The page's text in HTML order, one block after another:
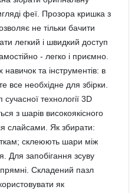
феї. Прозора кришка з
не тільки бачити
легкий і швидкий доступ
- легко і приємно.
та інструментів: в
все необхідне для збірки.
технології 3D
з шарів високоякісного
слайсами. Як збирати:
склеюють шари між
Для запобігання зсуву
Складений пазл
як